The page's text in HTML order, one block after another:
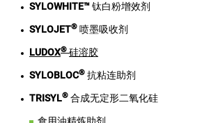
SYLOWHITE™钛白粉增效剂
SYLOJET® 喷墨吸收剂
LUDOX® 硅溶胶
SYLOBLOC® 抗粘连助剂
TRISYL® 合成无定形二氧化硅